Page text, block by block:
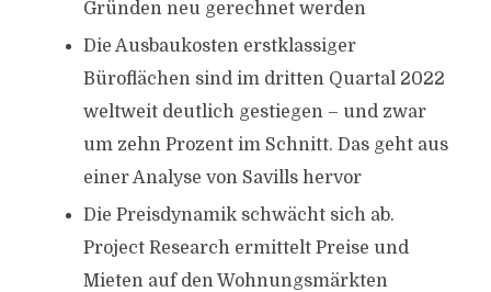
Gründen neu gerechnet werden
Die Ausbaukosten erstklassiger
Büroflächen sind im dritten Quartal 2022
weltweit deutlich gestiegen – und zwar
um zehn Prozent im Schnitt. Das geht aus
einer Analyse von Savills hervor
Die Preisdynamik schwächt sich ab.
Project Research ermittelt Preise und
Mieten auf den Wohnungsmärkten